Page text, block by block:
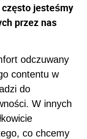
jesteśmy
przez nas
odczuwany
contentu w
do
W innych
co chcemy